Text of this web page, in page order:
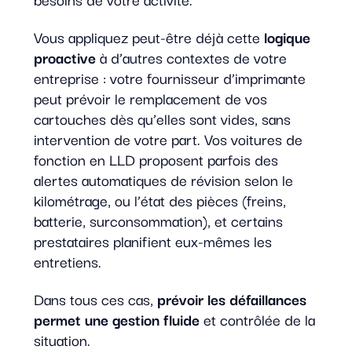
Vous appliquez peut-être déjà cette logique
proactiveà d’autres contextes de votre
entreprise : votre fournisseur d’imprimante
peut prévoir le remplacement de vos
cartouches dès qu’elles sont vides, sans
intervention de votre part. Vos voitures de
fonction en LLD proposent parfois des
alertes automatiques de révision selon le
kilométrage, ou l’état des pièces (freins,
batterie, surconsommation), et certains
prestataires planifient eux-mêmes les
entretiens.
Dans tous ces cas, prévoir les défaillances
permet une gestion fluideet contrôlée de la
situation.